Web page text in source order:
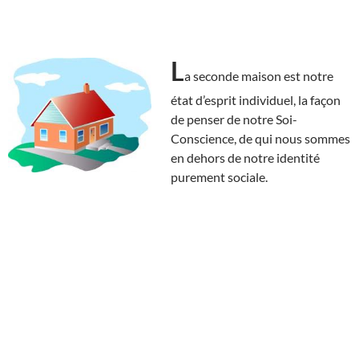
La seconde maison est notre
état d’esprit individuel, la façon
de penser de notre Soi-
Conscience, de qui nous sommes
en dehors de notre identité
purement sociale.